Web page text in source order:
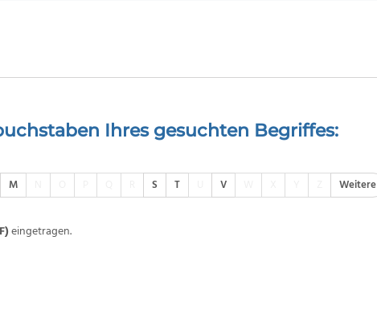
Ihres gesuchten Begriffes:
M S T V Weitere
eingetragen.